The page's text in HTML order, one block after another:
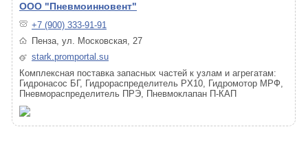
ООО "Пневмоинновент"
+7 (900) 333-91-91
Пенза, ул. Московская, 27
stark.promportal.su
Комплексная поставка запасных частей к узлам и агрегатам:
Гидронасос БГ, Гидрораспределитель PX10, Гидромотор МРФ,
Пневмораспределитель ПРЭ, Пневмоклапан П-КАП